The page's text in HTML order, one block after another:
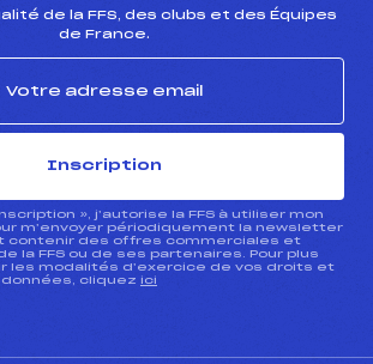
de la FFS, des clubs et des Équipes
de France.
Inscription
», j’autorise la FFS à utiliser mon
m’envoyer périodiquement la newsletter
contenir des offres commerciales et
la FFS ou de ses partenaires. Pour plus
les modalités d’exercice de vos droits et
cliquez ici